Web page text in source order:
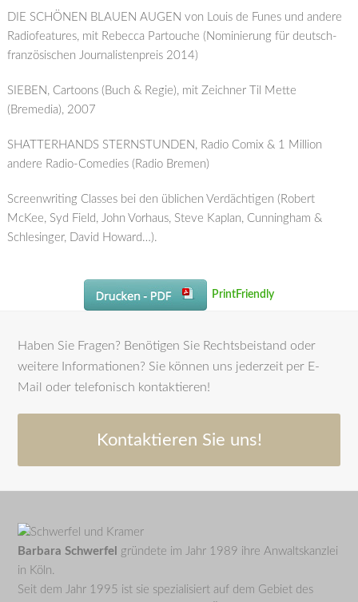
DIE SCHÖNEN BLAUEN AUGEN von Louis de Funes und andere
Radiofeatures, mit Rebecca Partouche (Nominierung für deutsch-
französischen Journalistenpreis 2014)
SIEBEN, Cartoons (Buch & Regie), mit Zeichner Til Mette
(Bremedia), 2007
SHATTERHANDS STERNSTUNDEN, Radio Comix & 1 Million
andere Radio-Comedies (Radio Bremen)
Screenwriting Classes bei den üblichen Verdächtigen (Robert
McKee, Syd Field, John Vorhaus, Steve Kaplan, Cunningham &
Schlesinger, David Howard…).
PrintFriendly
Haben Sie Fragen? Benötigen Sie Rechtsbeistand oder
weitere Informationen? Sie können uns jederzeit per E-
Mail oder telefonisch kontaktieren!
Kontaktieren Sie uns!
Barbara Schwerfel gründete im Jahr 1989 ihre Anwaltskanzlei
in Köln.
Seit dem Jahr 1995 ist sie spezialisiert auf dem Gebiet des